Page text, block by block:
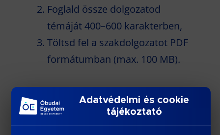
Foglald össze dolgozatod
témáját 400–600 karakterben,
Töltsd fel a szakdolgozatot PDF
formátumban (max. 100 MB).
A nyertes hallgatók és
konzulenseik pénzjutalomban
Adatvédelmi és cookie
tájékoztató